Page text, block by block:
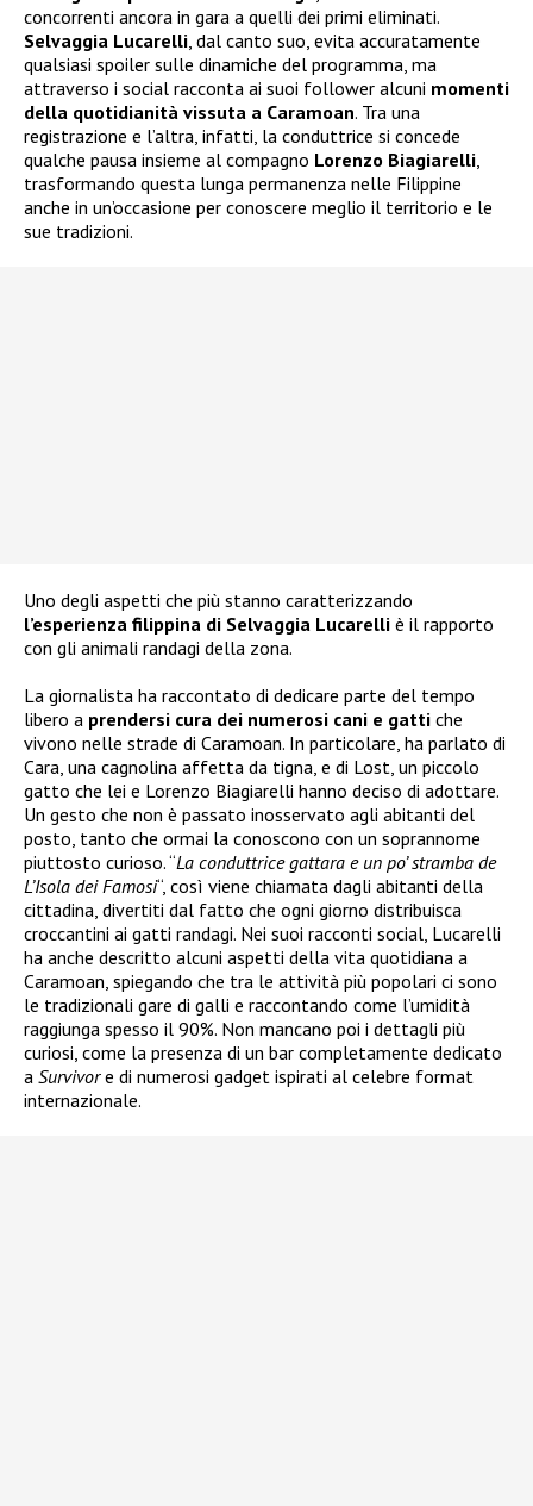
concorrenti ancora in gara a quelli dei primi eliminati.
Selvaggia Lucarelli, dal canto suo, evita accuratamente
qualsiasi spoiler sulle dinamiche del programma, ma
attraverso i social racconta ai suoi follower alcuni momenti
della quotidianità vissuta a Caramoan. Tra una
registrazione e l’altra, infatti, la conduttrice si concede
qualche pausa insieme al compagno Lorenzo Biagiarelli,
trasformando questa lunga permanenza nelle Filippine
anche in un’occasione per conoscere meglio il territorio e le
sue tradizioni.
Uno degli aspetti che più stanno caratterizzando
l’esperienza filippina di Selvaggia Lucarelli è il rapporto
con gli animali randagi della zona.
La giornalista ha raccontato di dedicare parte del tempo
libero a prendersi cura dei numerosi cani e gatti che
vivono nelle strade di Caramoan. In particolare, ha parlato di
Cara, una cagnolina affetta da tigna, e di Lost, un piccolo
gatto che lei e Lorenzo Biagiarelli hanno deciso di adottare.
Un gesto che non è passato inosservato agli abitanti del
posto, tanto che ormai la conoscono con un soprannome
piuttosto curioso. “La conduttrice gattara e un po’ stramba de
L’Isola dei Famosi“, così viene chiamata dagli abitanti della
cittadina, divertiti dal fatto che ogni giorno distribuisca
croccantini ai gatti randagi. Nei suoi racconti social, Lucarelli
ha anche descritto alcuni aspetti della vita quotidiana a
Caramoan, spiegando che tra le attività più popolari ci sono
le tradizionali gare di galli e raccontando come l’umidità
raggiunga spesso il 90%. Non mancano poi i dettagli più
curiosi, come la presenza di un bar completamente dedicato
a Survivore di numerosi gadget ispirati al celebre format
internazionale.